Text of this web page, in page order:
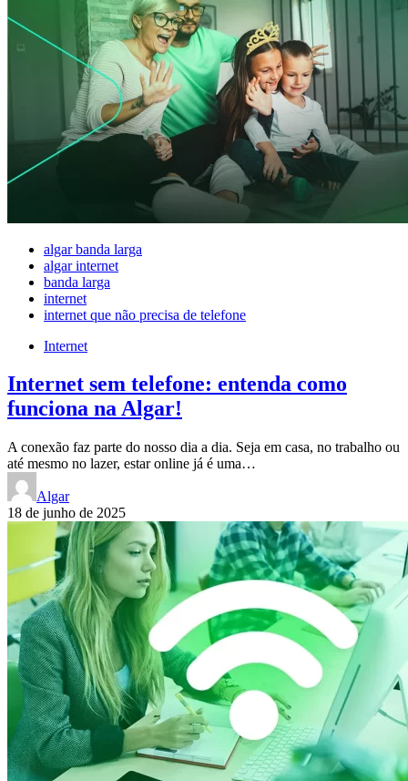
algar banda larga
algar internet
banda larga
internet
internet que não precisa de telefone
Internet
Internet sem telefone: entenda como
funciona na Algar!
A conexão faz parte do nosso dia a dia. Seja em casa, no trabalho ou
até mesmo no lazer, estar online já é uma…
Algar
18 de junho de 2025